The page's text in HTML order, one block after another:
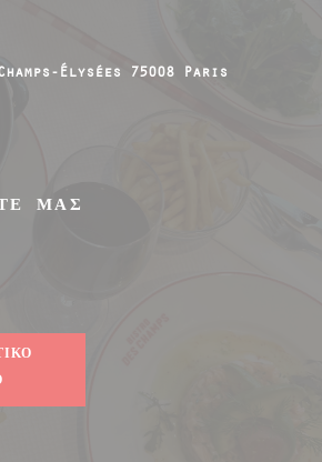
Élysées 75008 Paris
ΜΑΣ